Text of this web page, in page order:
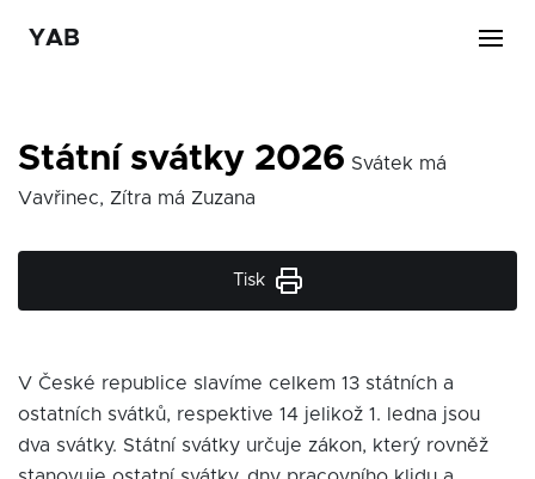
YAB
Státní svátky 2026 Svátek má
Vavřinec, Zítra má Zuzana
Tisk
V České republice slavíme celkem 13 státních a
ostatních svátků, respektive 14 jelikož 1. ledna jsou
dva svátky. Státní svátky určuje zákon, který rovněž